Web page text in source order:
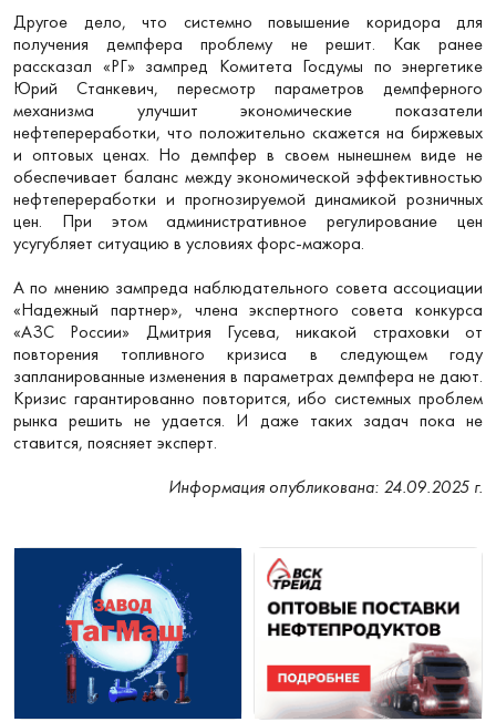
Другое дело, что системно повышение коридора для
получения демпфера проблему не решит. Как ранее
рассказал «РГ» зампред Комитета Госдумы по энергетике
Юрий Станкевич, пересмотр параметров демпферного
механизма улучшит экономические показатели
нефтепереработки, что положительно скажется на биржевых
и оптовых ценах. Но демпфер в своем нынешнем виде не
обеспечивает баланс между экономической эффективностью
нефтепереработки и прогнозируемой динамикой розничных
цен. При этом административное регулирование цен
усугубляет ситуацию в условиях форс-мажора.
А по мнению зампреда наблюдательного совета ассоциации
«Надежный партнер», члена экспертного совета конкурса
«АЗС России» Дмитрия Гусева, никакой страховки от
повторения топливного кризиса в следующем году
запланированные изменения в параметрах демпфера не дают.
Кризис гарантированно повторится, ибо системных проблем
рынка решить не удается. И даже таких задач пока не
ставится, поясняет эксперт.
Информация опубликована: 24.09.2025 г.